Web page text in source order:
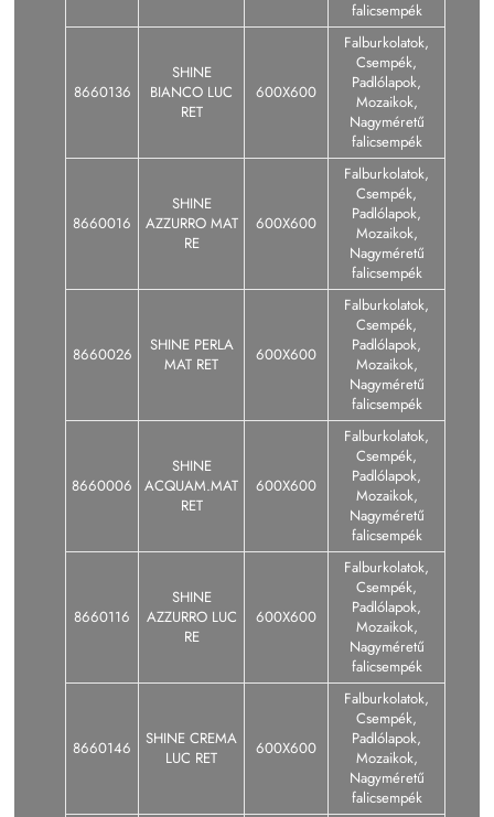
falicsempék
8660136
SHINE
BIANCO LUC
RET
600X600
Falburkolatok,
Csempék,
Padlólapok,
Mozaikok,
Nagyméretű
falicsempék
8660016
SHINE
AZZURRO MAT
RE
600X600
Falburkolatok,
Csempék,
Padlólapok,
Mozaikok,
Nagyméretű
falicsempék
8660026
SHINE PERLA
MAT RET
600X600
Falburkolatok,
Csempék,
Padlólapok,
Mozaikok,
Nagyméretű
falicsempék
8660006
SHINE
ACQUAM.MAT
RET
600X600
Falburkolatok,
Csempék,
Padlólapok,
Mozaikok,
Nagyméretű
falicsempék
8660116
SHINE
AZZURRO LUC
RE
600X600
Falburkolatok,
Csempék,
Padlólapok,
Mozaikok,
Nagyméretű
falicsempék
8660146
SHINE CREMA
LUC RET
600X600
Falburkolatok,
Csempék,
Padlólapok,
Mozaikok,
Nagyméretű
falicsempék